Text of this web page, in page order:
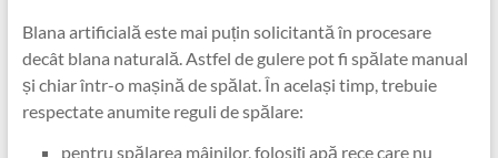
Blana artificială este mai puțin solicitantă în procesare
decât blana naturală. Astfel de gulere pot fi spălate manual
și chiar într-o mașină de spălat. În același timp, trebuie
respectate anumite reguli de spălare:
pentru spălarea mâinilor, folosiți apă rece care nu